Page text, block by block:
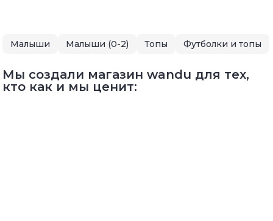
Малыши Малыши (0-2) Топы Футболки и топы
Мы создали магазин wandu для тех,
кто как и мы ценит: